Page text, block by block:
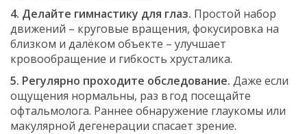
4. Делайте гимнастику для глаз. Простой набор
движений – круговые вращения, фокусировка на
близком и далёком объекте – улучшает
кровообращение и гибкость хрусталика.
5. Регулярно проходите обследование. Даже если
ощущения нормальны, раз в год посещайте
офтальмолога. Раннее обнаружение глаукомы или
макулярной дегенерации спасает зрение.